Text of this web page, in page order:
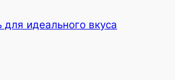
идеального вкуса